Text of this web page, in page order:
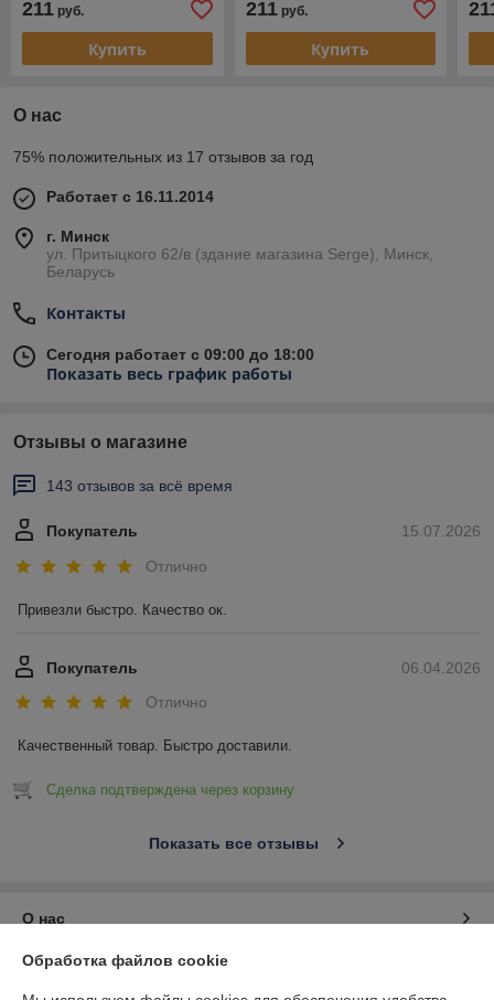
211 руб.
Купить
211руб.
Купить
О нас
75% положительных из 17 отзывов за год
Работает с 16.11.2014
г. Минск
ул. Притыцкого 62/в (здание магазина Serge), Минск,
Беларусь
Контакты
Сегодня работает с 09:00 до 18:00
Показать весь график работы
Отзывы о магазине
143 отзывов за всё время
15.07.2026
Покупатель
Отлично
Привезли быстро. Качество ок.
06.04.2026
Покупатель
Отлично
Качественный товар. Быстро доставили.
Сделка подтверждена через корзину
Показать все отзывы
О нас
Контакты
Обработка файлов cookie